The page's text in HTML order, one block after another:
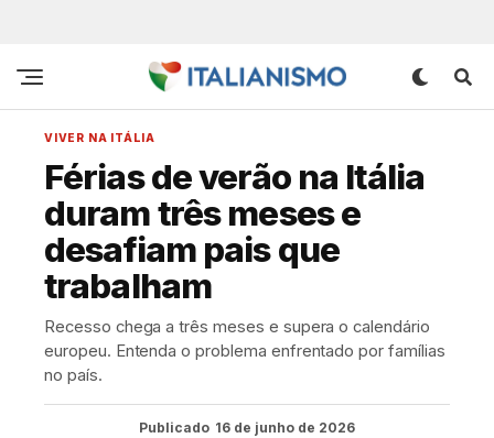
VIVER NA ITÁLIA
Férias de verão na Itália
duram três meses e
desafiam pais que
trabalham
Recesso chega a três meses e supera o calendário
europeu. Entenda o problema enfrentado por famílias
no país.
Publicado 16 de junho de 2026